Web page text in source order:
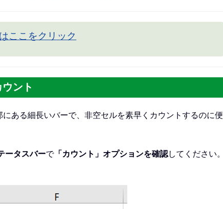
ここをクリック
ント
ある細長いバーで、非空セルを素早くカウントするのに便
ータスバーで「カウント」オプションを確認してください。